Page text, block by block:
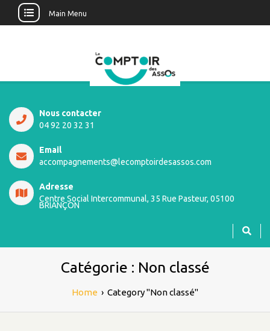
Main Menu
Nous contacter
04 92 20 32 31
Email
accompagnements@lecomptoirdesassos.com
Adresse
Centre Social Intercommunal, 35 Rue Pasteur, 05100
BRIANÇON
Catégorie : Non classé
Home › Category "Non classé"